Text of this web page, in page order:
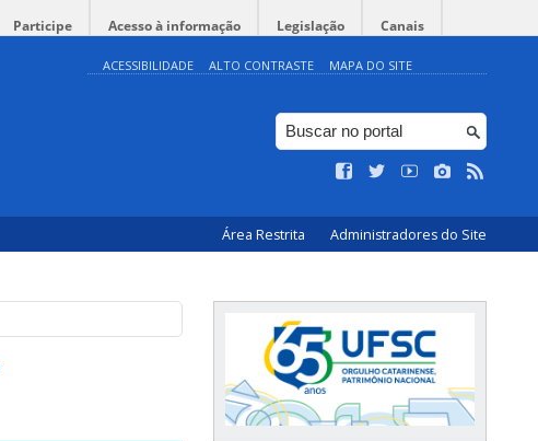
Participe Acesso à informação Legislação Canais
ACESSIBILIDADE ALTO CONTRASTE MAPA DO SITE
Área Restrita Administradores do Site